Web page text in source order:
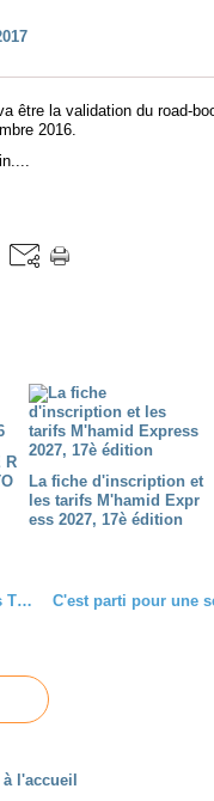
être la validation du road-
2016.
R
La fiche d'inscription et
les tarifs M'hamid Expr
ess 2027, 17è édition
Le film du M'hamid Express 2016 sur Motors TV, rallye raid morocco
à l'accueil